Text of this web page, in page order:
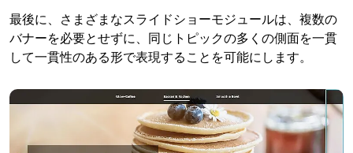
最後に、さまざまなスライドショーモジュールは、複数の
バナーを必要とせずに、同じトピックの多くの側面を一貫
して一貫性のある形で表現することを可能にします。